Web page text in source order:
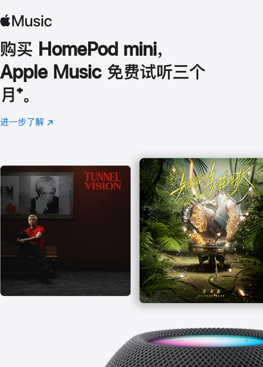
购买 HomePod mini，
Apple Music 免费试听三个
月 脚
注
⁺。
进一步了解 Apple
(在
口
中
打
开)